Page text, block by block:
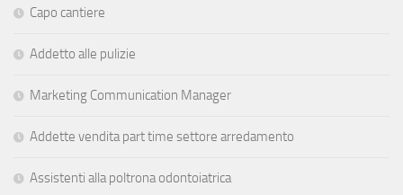
Capo cantiere
Addetto alle pulizie
Marketing Communication Manager
Addette vendita part time settore arredamento
Assistenti alla poltrona odontoiatrica